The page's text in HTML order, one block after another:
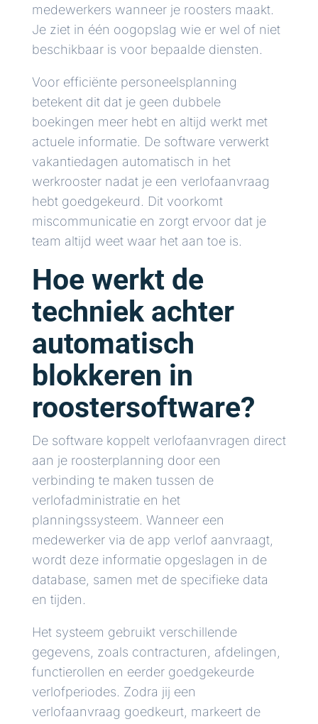
medewerkers wanneer je roosters maakt.
Je ziet in één oogopslag wie er wel of niet
beschikbaar is voor bepaalde diensten.
Voor efficiënte personeelsplanning
betekent dit dat je geen dubbele
boekingen meer hebt en altijd werkt met
actuele informatie. De software verwerkt
vakantiedagen automatisch in het
werkrooster nadat je een verlofaanvraag
hebt goedgekeurd. Dit voorkomt
miscommunicatie en zorgt ervoor dat je
team altijd weet waar het aan toe is.
Hoe werkt de
techniek achter
automatisch
blokkeren in
roostersoftware?
De software koppelt verlofaanvragen direct
aan je roosterplanning door een
verbinding te maken tussen de
verlofadministratie en het
planningssysteem. Wanneer een
medewerker via de app verlof aanvraagt,
wordt deze informatie opgeslagen in de
database, samen met de specifieke data
en tijden.
Het systeem gebruikt verschillende
gegevens, zoals contracturen, afdelingen,
functierollen en eerder goedgekeurde
verlofperiodes. Zodra jij een
verlofaanvraag goedkeurt, markeert de